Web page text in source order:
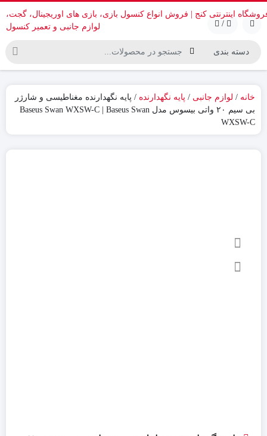
/
خانه / لوازم جانبی / پایه نگهدارنده / پایه نگهدارنده مغناطیسی و شارژر
بی سیم ۲۰ واتی بیسوس مدل Baseus Swan WXSW-C | Baseus Swan
WXSW-C